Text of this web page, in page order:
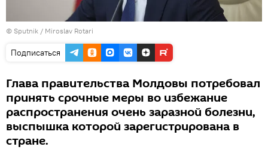
© Sputnik / Miroslav Rotari
Подписаться
Глава правительства Молдовы потребовал
принять срочные меры во избежание
распространения очень заразной болезни,
выспышка которой зарегистрирована в
стране.